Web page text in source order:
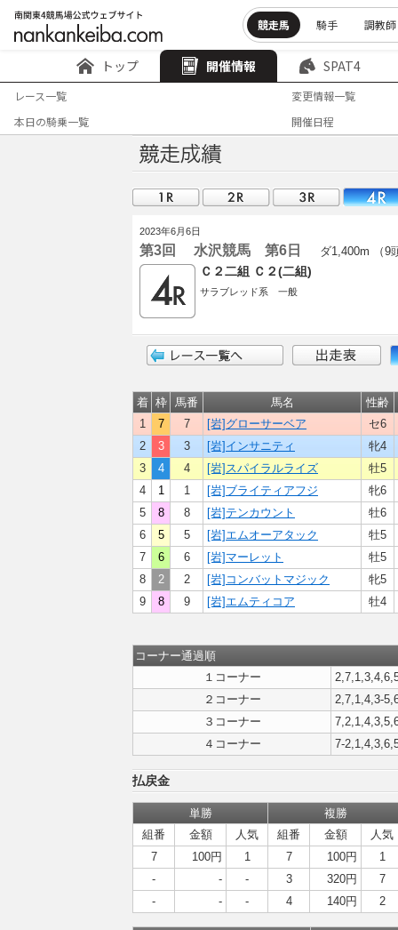
競走馬 騎手 調教師
トップ 開催情報 SPAT4
レース一覧
変更情報一覧
本日の騎乗一覧
開催日程
2023年6月6日
第3回 水沢競馬 第6日 ダ1,400m （9
Ｃ２二組 Ｃ２(二組)
サラブレッド系 一般
着 枠 馬番 馬名
性齢
1
7 7 [岩]グローサーベア
セ6
2
3 3 [岩]インサニティ
牝4
3
4 4 [岩]スパイラルライズ
牡5
4
1 1 [岩]ブライティアフジ
牝6
5
8 8 [岩]テンカウント
牡6
6
5 5 [岩]エムオーアタック
牡5
7
6 6 [岩]マーレット
牡5
8
2 2 [岩]コンバットマジック
牝5
9
8 9 [岩]エムティコア 牡4
コーナー通過順
１コーナー
２コーナー
2,7,1,4,3-
３コーナー
４コーナー
7-
払戻金
単勝
複勝
組番
金額 人気 組番 金額
人気
7
100円 1 7 100円
1
-
- - 3 320円
7
-
- - 4 140円 2